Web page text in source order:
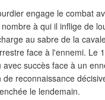
engage le combat
à qui il inflige de
au sabre de la
face à l'ennemi. Le
succès face à un
reconnaissance
le lendemain.